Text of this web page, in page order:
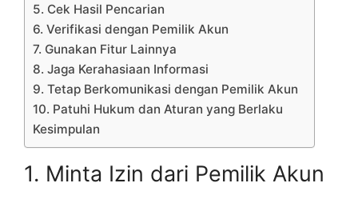
5. Cek Hasil Pencarian
6. Verifikasi dengan Pemilik Akun
7. Gunakan Fitur Lainnya
8. Jaga Kerahasiaan Informasi
9. Tetap Berkomunikasi dengan Pemilik Akun
10. Patuhi Hukum dan Aturan yang Berlaku
Kesimpulan
1. Minta Izin dari Pemilik Akun